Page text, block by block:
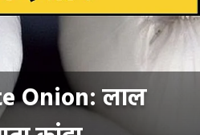
Onion: लाल